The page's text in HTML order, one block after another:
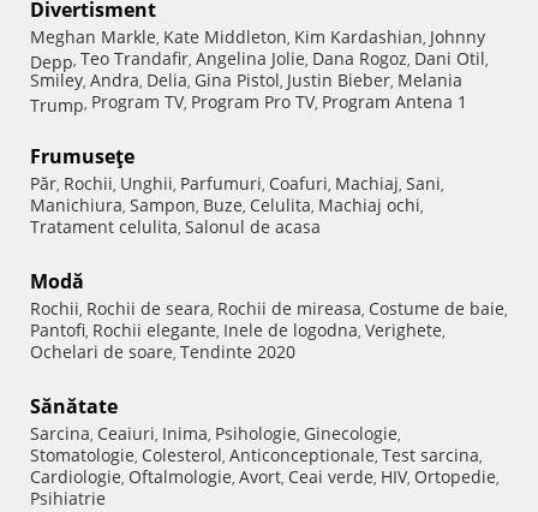
Divertisment
Meghan Markle, Kate Middleton, Kim Kardashian, Johnny
Depp, Teo Trandafir, Angelina Jolie, Dana Rogoz, Dani Otil,
Smiley, Andra, Delia, Gina Pistol, Justin Bieber, Melania
Trump, Program TV, Program Pro TV, Program Antena 1
Frumuseţe
Păr, Rochii, Unghii, Parfumuri, Coafuri, Machiaj, Sani,
Manichiura, Sampon, Buze, Celulita, Machiaj ochi,
Tratament celulita, Salonul de acasa
Modă
Rochii, Rochii de seara, Rochii de mireasa, Costume de baie,
Pantofi, Rochii elegante, Inele de logodna, Verighete,
Ochelari de soare, Tendinte 2020
Sănătate
Sarcina, Ceaiuri, Inima, Psihologie, Ginecologie,
Stomatologie, Colesterol, Anticonceptionale, Test sarcina,
Cardiologie, Oftalmologie, Avort, Ceai verde, HIV, Ortopedie,
Psihiatrie